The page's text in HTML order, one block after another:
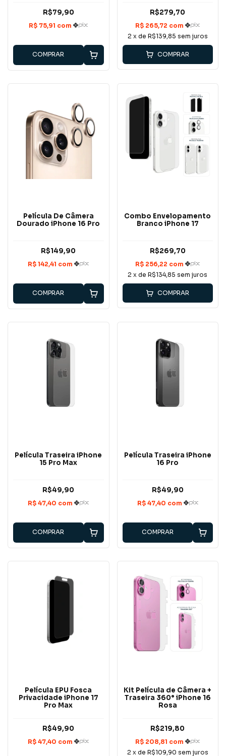
R$79,90
COMPRAR
R$279,70
2 x de R$139,85 sem juros
COMPRAR
Película De Câmera
Dourado iPhone 16 Pro
R$149,90
COMPRAR
Combo Envelopamento
Branco iPhone 17
R$269,70
2 x deR$134,85 sem juros
COMPRAR
Película Traseira iPhone
15 Pro Max
R$49,90
COMPRAR
Película Traseira iPhone
16 Pro
R$49,90
COMPRAR
Película EPU Fosca
Privacidade iPhone 17
Pro Max
R$49,90
Kit Película de Câmera +
Traseira 360° iPhone 16
Rosa
R$219,80
2 x de R$109,90 sem juros